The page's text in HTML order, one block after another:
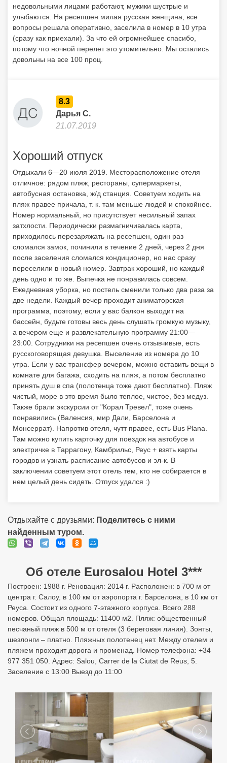
недовольными лицами работают, мужики шустрые и
улыбаются. На ресепшен милая русская женщина, все
вопросы решала оперативно, заселила в номер в 10 утра
(сразу как приехали). За что ей огромнейшее спасибо,
потому что ночной перелет это утомительно. Мы остались
довольны на все 100 проц.
8.3
Дарья С.
21.07.2019
Хороший отпуск
Отдыхали 6—20 июля 2019. Месторасположение отеля
отличное: рядом пляж, рестораны, супермаркеты,
автобусная остановка, ж/д станция. Советуем ходить на
пляж правее причала, т. к. там меньше людей и спокойнее.
Номер нормальный, но присутствует несильный запах
затхлости. Периодически размагничивалась карта,
приходилось перезаряжать на ресепшен, один раз
сломался замок, починили в течение 2 дней, через 2 дня
после заселения сломался кондиционер, но нас сразу
переселили в новый номер. Завтрак хороший, но каждый
день одно и то же. Выпечка не понравилась совсем.
Ежедневная уборка, но постель сменили только два раза за
две недели. Каждый вечер проходит аниматорская
программа, поэтому, если у вас балкон выходит на
бассейн, будьте готовы весь день слушать громкую музыку,
а вечером еще и развлекательную программу 21:00—
23:00. Сотрудники на ресепшен очень отзывчивые, есть
русскоговорящая девушка. Выселение из номера до 10
утра. Если у вас трансфер вечером, можно оставить вещи в
комнате для багажа, сходить на пляж, а потом бесплатно
принять душ в спа (полотенца тоже дают бесплатно). Пляж
чистый, море в это время было теплое, чистое, без медуз.
Также брали экскурсии от "Корал Тревел", тоже очень
понравились (Валенсия, мир Дали, Барселона и
Монсеррат). Напротив отеля, чутт правее, есть Bus Plana.
Там можно купить карточку для поездок на автобусе и
электричке в Таррагону, Камбрильс, Реус + взять карты
городов и узнать расписание автобусов и эл-к. В
заключении советуем этот отель тем, кто не собирается в
нем целый день сидеть. Отпуск удался :)
Отдыхайте с друзьями: Поделитесь с ними
найденным туром.
Об отеле Eurosalou Hotel 3***
Построен: 1988 г. Реновация: 2014 г. Расположен: в 700 м от
центра г. Салоу, в 100 км от аэропорта г. Барселона, в 10 км от
Реуса. Состоит из одного 7-этажного корпуса. Всего 288
номеров. Общая площадь: 11400 м2. Пляж: общественный
песчаный пляж в 500 м от отеля (3 береговая линия). Зонты,
шезлонги – платно. Пляжных полотенец нет. Между отелем и
пляжем проходит дорога и променад. Номер телефона: +34
977 351 050. Адрес: Salou, Carrer de la Ciutat de Reus, 5.
Заселение с 13:00 Выезд до 11:00